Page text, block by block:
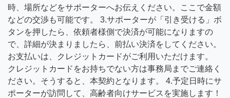
時、場所などをサポーターへお伝えください。ここで金額
などの交渉も可能です。 3.サポーターが「引き受ける」ボ
タンを押したら、依頼者様側で決済が可能になりますの
で、詳細が決まりましたら、前払い決済をしてください。
お支払いは、クレジットカードがご利用いただけます。
クレジットカードをお持ちでない方は事務局までご連絡く
ださい。そうすると、本契約となります。 4.予定日時にサ
ポーターが訪問して、高齢者向けサービスを実施します！